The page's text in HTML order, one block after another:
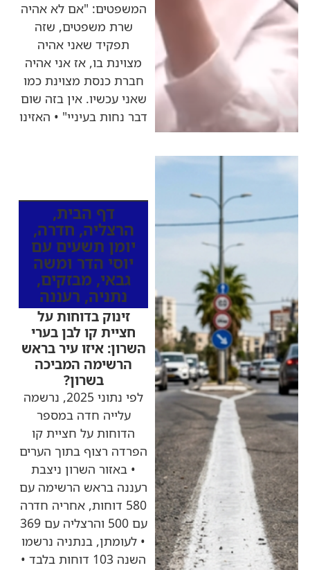
המשפטים: "אם לא אהיה
שרת משפטים, שזה
תפקיד שאני אהיה
מצוינת בו, אז אני אהיה
חברת כנסת מצוינת כמו
שאני עכשיו. אין בזה שום
דבר נחות בעיניי" • האזינו
דף הבית,
הרצליה, חדרה,
יומן תשעים עם
יוסי הדר ומשה
גבאי, מבזקים,
נתניה, רעננה
זינוק בדוחות על
חציית קו לבן בערי
השרון: איזו עיר בראש
הרשימה המביכה
בשרון?
לפי נתוני 2025, נרשמה
עלייה חדה במספר
הדוחות על חציית קו
הפרדה רצוף בתוך הערים
• באזור השרון ניצבת
רעננה בראש הרשימה עם
580 דוחות, אחריה חדרה
עם 500 והרצליה עם 369
• לעומתן, בנתניה נרשמו
השנה 103 דוחות בלבד •